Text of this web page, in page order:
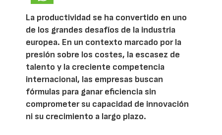
La productividad se ha convertido en uno
de los grandes desafíos de la industria
europea. En un contexto marcado por la
presión sobre los costes, la escasez de
talento y la creciente competencia
internacional, las empresas buscan
fórmulas para ganar eficiencia sin
comprometer su capacidad de innovación
ni su crecimiento a largo plazo.